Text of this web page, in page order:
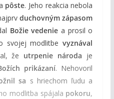
pôste. Jeho reakcia nebola
duchovným zápasom
Božie vedenie a prosil o
svojej modlitbevyznával
že utrpenie národa je
prikázaní. Nehovoril
sa s hriechom ľudu a
modlitba spájala pokoru,